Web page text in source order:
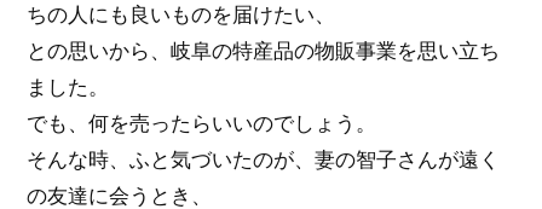
ちの人にも良いものを届けたい、
との思いから、岐阜の特産品の物販事業を思い立ち
ました。
でも、何を売ったらいいのでしょう。
そんな時、ふと気づいたのが、妻の智子さんが遠く
の友達に会うとき、